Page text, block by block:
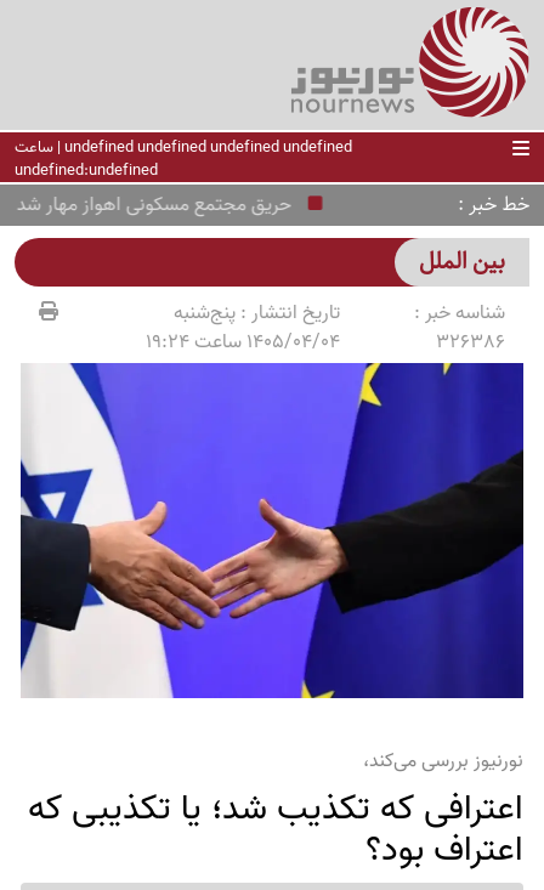
undefined undefined undefined undefined | ساعت
undefined:undefined
خط خبر حریق مجتمع مسکونی اهواز مهار شد
بین الملل
شناسه خبر :
326386
تاریخ انتشار :پنج‌شنبه
1405/04/04 ساعت 19:24
نورنیوز بررسی می‌کند،
اعترافی که تکذیب شد؛ یا تکذیبی که
اعتراف بود؟